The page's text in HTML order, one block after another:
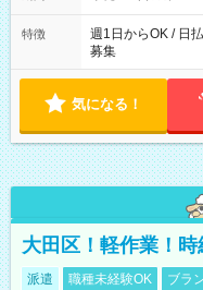
特徴
週1日からOK / 日
募集
気になる！
大田区！軽作業！時
派遣 職種未経験OK ブラ